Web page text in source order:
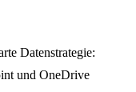
Datenstrategie:
und OneDrive